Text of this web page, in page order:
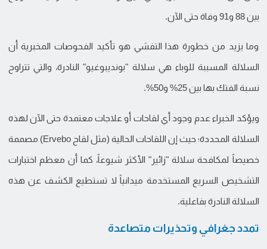
بين 88 و91 وفاة حتى الآن.
وما يزيد من خطورة هذا التفشي هو تأكيد الفحوصات المخبرية أن
السلالة المسببة للوباء هي سلالة "بونديبوغيو" النادرة، والتي تتراوح
نسبة الفتك بها بين 25% و50%.
ويؤكد الخبراء عدم وجود أي لقاحات أو علاجات معتمدة حتى الآن لهذه
السلالة المحددة؛ حيث إن اللقاحات الحالية (مثل لقاح Ervebo) مصممة
خصيصاً لمكافحة سلالة "زائير" الأكثر شيوعاً، كما أن معظم اختبارات
التشخيص السريع المستخدمة ميدانياً لا تستطيع الكشف عن هذه
السلالة النادرة بفاعلية.
تمدد جغرافي وتحذيرات متصاعدة